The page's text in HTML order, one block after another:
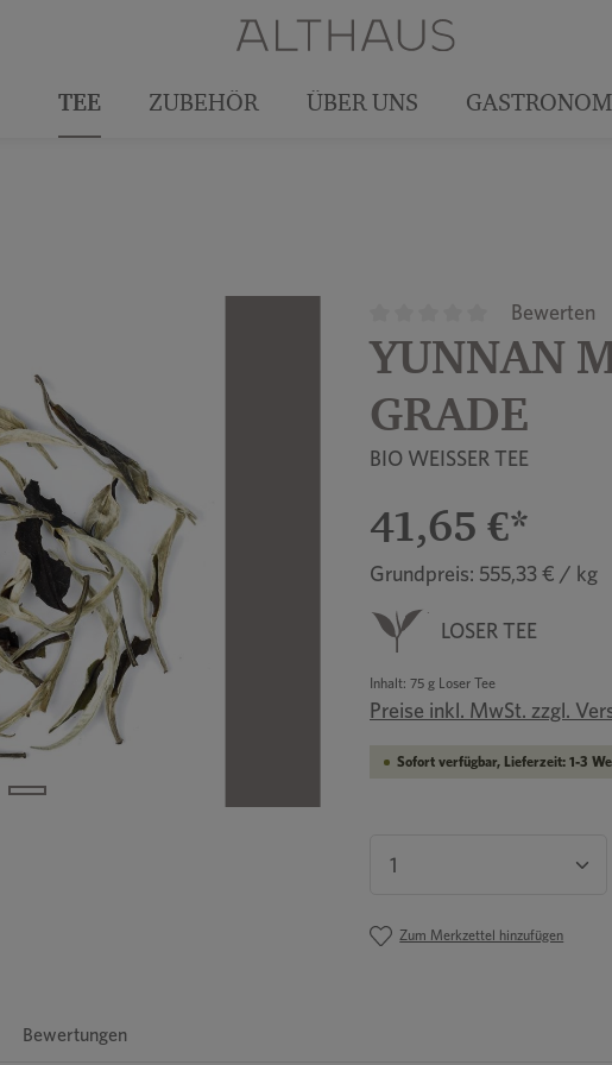
TEE ZUBEHÖR ÜBER UNS
Durchschnittliche
Bewerten
YUNNAN
GRADE
BIO WEISSER TEE
41,65 €*
Grundpreis: 555,33 € / kg
LOSER TEE
Inhalt: 75 g Loser Tee
Preise inkl. MwSt. zzgl.
Sofort verfügbar, Lieferzeit: 1-3
Produkt Anzahl:
Zum Merkzettel hinzufügen
Bewertungen